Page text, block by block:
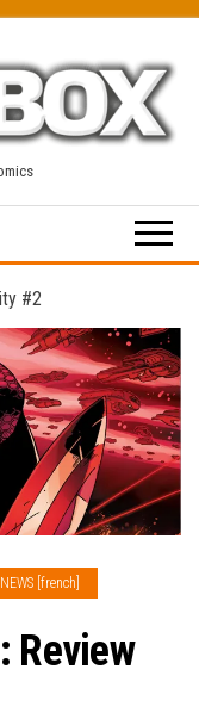
#2
NEWS [french]
Review